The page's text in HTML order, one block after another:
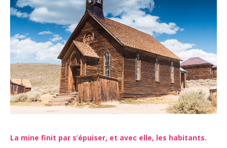
La mine finit par s’épuiser, et avec elle, les habitants.